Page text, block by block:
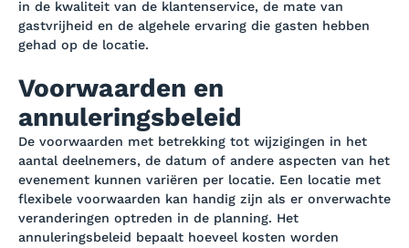
in de kwaliteit van de klantenservice, de mate van
gastvrijheid en de algehele ervaring die gasten hebben
gehad op de locatie.
Voorwaarden en
annuleringsbeleid
De voorwaarden met betrekking tot wijzigingen in het
aantal deelnemers, de datum of andere aspecten van het
evenement kunnen variëren per locatie. Een locatie met
flexibele voorwaarden kan handig zijn als er onverwachte
veranderingen optreden in de planning. Het
annuleringsbeleid bepaalt hoeveel kosten worden